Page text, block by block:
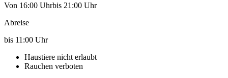
Von 16:00 Uhrbis 21:00 Uhr
Abreise
bis 11:00 Uhr
Haustiere nicht erlaubt
Rauchen verboten